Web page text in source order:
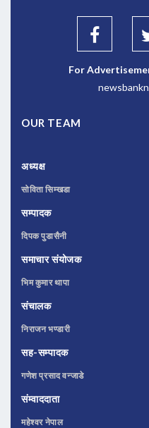
For
OUR TEAM
अध्यक्ष
सोविता सिम्खडा
सम्पादक
दिपक पुडासैनी
समाचार संयोजक
भिम कुमार थापा
संचालक
निराजन भण्डारी
सह-सम्पादक
गणेश प्रसाद वन्जाडे
संम्वाददाता
महेश्वर नेपाल